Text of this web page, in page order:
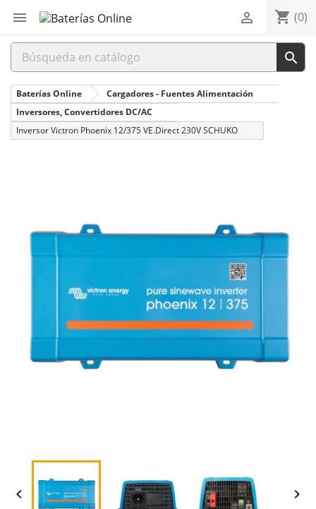
 shopping_cart (0)


Baterías Online
Cargadores - Fuentes Alimentación
Inversores, Convertidores DC/AC
Inversor Victron Phoenix 12/375 VE.Direct 230V SCHUKO
 